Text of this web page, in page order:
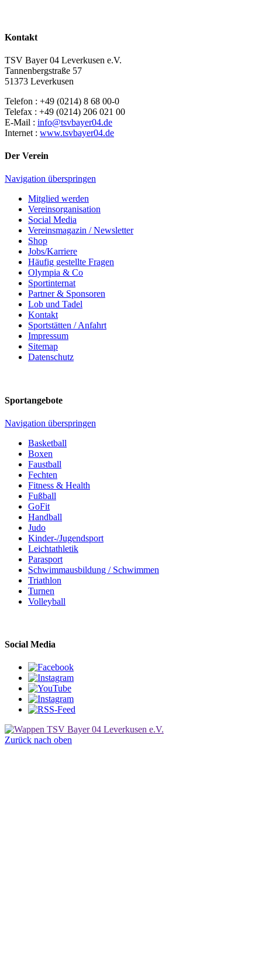
Kontakt
TSV Bayer 04 Leverkusen e.V.
Tannenbergstraße 57
51373 Leverkusen
Telefon : +49 (0214) 8 68 00-0
Telefax : +49 (0214) 206 021 00
E-Mail : info@tsvbayer04.de
Internet : www.tsvbayer04.de
Der Verein
Navigation überspringen
Mitglied werden
Vereinsorganisation
Social Media
Vereinsmagazin / Newsletter
Shop
Jobs/Karriere
Häufig gestellte Fragen
Olympia & Co
Sportinternat
Partner & Sponsoren
Lob und Tadel
Kontakt
Sportstätten / Anfahrt
Impressum
Sitemap
Datenschutz
Sportangebote
Navigation überspringen
Basketball
Boxen
Faustball
Fechten
Fitness & Health
Fußball
GoFit
Handball
Judo
Kinder-/Jugendsport
Leichtathletik
Parasport
Schwimmausbildung / Schwimmen
Triathlon
Turnen
Volleyball
Social Media
Zurück nach oben